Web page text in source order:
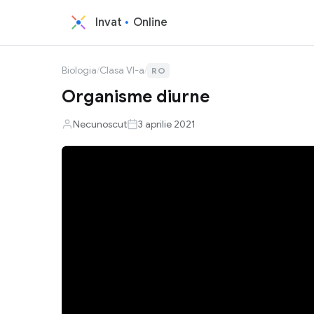
Invat Online
Biologia/Clasa VI-a/ RO
Organisme diurne
Necunoscut 3 aprilie 2021